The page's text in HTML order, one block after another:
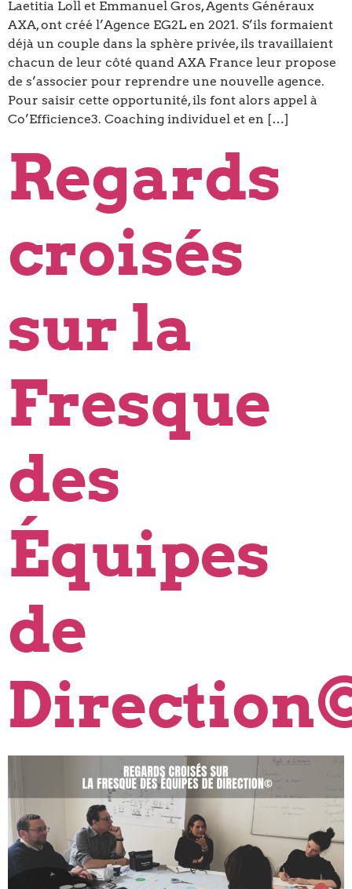
Laetitia Loll et Emmanuel Gros, Agents Généraux
AXA, ont créé l’Agence EG2L en 2021. S’ils formaient
déjà un couple dans la sphère privée, ils travaillaient
chacun de leur côté quand AXA France leur propose
de s’associer pour reprendre une nouvelle agence.
Pour saisir cette opportunité, ils font alors appel à
Co’Efficience3. Coaching individuel et en […]
Regards
croisés
sur la
Fresque
des
Équipes
de